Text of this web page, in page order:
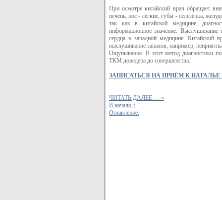
При осмотре китайский врач обращает
печень, нос - лёгкие, губы - селезёнка,
так как в китайской медицине,
информационное значение. Выслушивание
сердца в западной медицине. Китайский
выслушивание запахов, например,
Ощупывание. В этот метод диагностики
ТКМ доведена до совершенства.
ЗАПИСАТЬСЯ НА ПРИЁМ К
ЧИТАТЬ ДАЛЕЕ. . . »
В начало ↑
Оглавление: